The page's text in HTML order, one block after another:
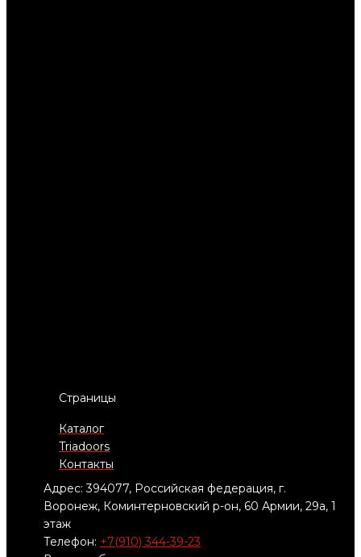
Страницы
Каталог
Triadoors
Контакты
Адрес: 394077, Российская федерация, г.
Воронеж, Коминтерновский р-он, 60 Армии, 29а, 1
этаж
Телефон: +7(910) 344-39-23